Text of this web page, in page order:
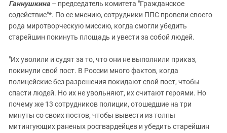
Ганнушкина – председатель комитета "Гражданское
содействие"*. По ее мнению, сотрудники ППС провели своего
рода миротворческую миссию, когда смогли убедить
старейшин покинуть площадь и увести за собой людей.
"Их уволили и судят за то, что они не выполнили приказ,
покинули свой пост. В России много фактов, когда
полицейские без разрешения покидают свой пост, чтобы
спасти людей. Но их не увольняют, их считают героями. Но
почему же 13 сотрудников полиции, отошедшие на три
минуты со своих постов, чтобы вывести из толпы
митингующих раненых росгвардейцев и убедить старейшин